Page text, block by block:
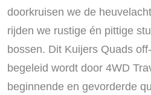
doorkruisen we de
rijden we rustige én pittige
bossen. Dit Kuijers Quads
begeleid wordt door 4WD
beginnende en gevorderde